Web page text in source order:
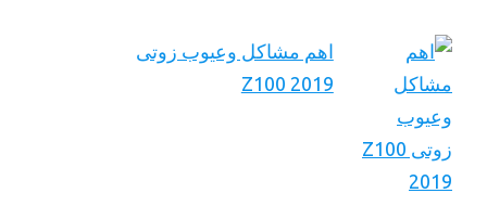
اهم مشاكل وعيوب زوتى
Z100 2019